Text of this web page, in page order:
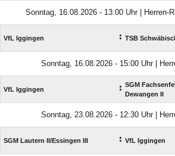
Sonntag, 16.08.2026 - 13:00 Uhr | Herren-
VfL Iggingen : TSB
Sonntag, 16.08.2026 - 15:00 Uhr |
VfL Iggingen : SGM
Dewangen II
Sonntag, 23.08.2026 - 12:30 Uhr |
SGM Lautern II/​Essingen III : VfL Iggingen